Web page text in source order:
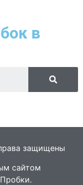
в
защищены
сайтом